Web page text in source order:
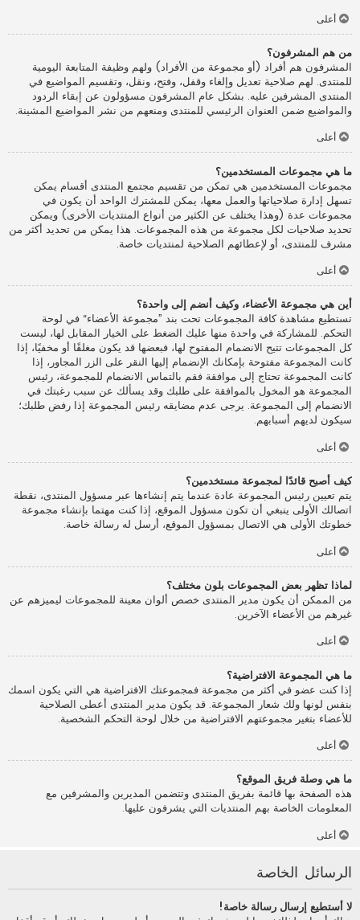
أعلى
من هم المشرفون؟
المشرفون هم أفراد (أو مجموعة من الأفراد) ولهم وظيفة المتابعة اليومية
للمنتدى. لهم صلاحية تعديل وإلغاء وقفل، وفتح، ونقل، وتقسيم المواضيع في
المنتدى المشرفين عليه. بشكل عام المشرفون مسؤولون عن إبقاء الردود
والمواضيع ضمن العنوان الرئيسي للمنتدى ومنعهم من نشر المواضيع المشينة.
أعلى
ما هي مجموعات المستخدمين؟
مجموعات المستخدمين هي تمكن من تقسيم مجتمع المنتدى أقسام يمكن
تسهل إدارة صلاحياتها والعمل معها، يمكن للمشترك الواحد أن يكون في
مجموعات عدة (وهذا يختلف عن الكثير من أنواع المنتديات الأخرى) ويمكن
تحديد صلاحيات لكل مجموعة من هذه المجموعات. هذا يمكن من تحديد أكثر من
مشرف للمنتدى، أو لإعطائهم الصلاحية لمنتديات خاصة.
أعلى
أين هي مجموعة الأعضاء، وكيف أنضم إلى واحدة؟
تستطيع مشاهدة كافة المجموعات تحت بند ”مجموعة الأعضاء“ في لوحة
التحكم. للمشاركة في واحدة منها عليك الضغط على الخيار المقابل لها، ليست
كل المجموعات تتيح الانضمام المفتوح لها، فبعضها قد يكون مغلقًا أو مخفيًا، إذا
كانت المجموعة مفتوحة بإمكانك الإنضمام إليها النقر على الزر المجاور، إذا
كانت المجموعة تحتاج إلى موافقة فقم بالتماس الانضمام للمجموعة، رئيس
المجموعة هو المخول بالموافقة على طلبك وقد يسألك عن سبب رغبتك في
الانضمام إلى المجموعة. يرجى عدم مضايقه رئيس المجموعة إذا رفض طلبك؛
سيكون لديهم أسبابهم.
أعلى
كيف أصبح قائدًا لمجموعة مستخدمين؟
يتم تعيين رئيس المجموعة عادة عندما يتم إنشاءها عبر مسؤول المنتدى، نقطة
اتصالك الأولى ينبغي أن تكون مسؤول الموقع، إذا كنت مهتما بإنشاء مجموعة
خطوتك الأولى هي الاتصال بمسؤول الموقع، أرسل له رسالة خاصة.
أعلى
لماذا تظهر بعض المجموعات بلون مختلف؟
من الممكن أن يكون مدير المنتدى خصص ألوان معينة للمجموعات ليميزهم عن
غيرهم من الأعضاء الآخرين.
أعلى
ما هي المجموعة الافتراضية؟
إذا كنت عضو في أكثر من مجموعة فمجموعتك الافتراضية هي التي يكون اسمك
بنفس لونها ولك شعار المجموعة. قد يكون مدير المنتدى أعطى الصلاحية
للأعضاء بتغير مجموعتهم الافتراضية من خلال لوحة التحكم الشخصية.
أعلى
ما هي وصلة فريق الموقع؟
هذه الصفحة بها قائمة بفريق المنتدى وتتضمن المديرين والمشرفين مع
المعلومات الخاصة بهم المنتديات التي يشرفون عليها.
أعلى
الرسائل الخاصة
لا أستطيع إرسال رسالة خاصة!